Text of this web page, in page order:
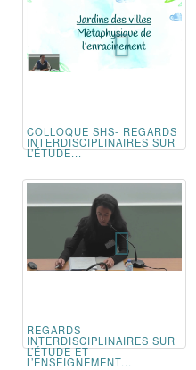
COLLOQUE SHS- REGARDS
INTERDISCIPLINAIRES SUR
L’ÉTUDE...
REGARDS
INTERDISCIPLINAIRES SUR
L’ÉTUDE ET
L’ENSEIGNEMENT...